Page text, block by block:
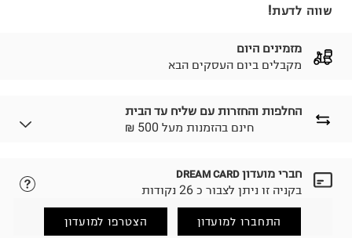
שווה לדעת!
מזמינים היום
מקבלים ביום העסקים הבא
החלפות והחזרות עם שליח עד הבית
₪ חינם בהזמנות מעל 500
לבחירת בשיטת המשלוח המתאימה לכם,
הזמנתם והתחרטתם?
(במקום ב-19.9 ₪) לזמן מוגבל! חינם בהזמנות מעל 500 ₪.
חברי מועדון DREAM CARD
בקניה זו ניתן לצבור כ 26 נקודות
התחברו למועדון הצטרפו למועדון